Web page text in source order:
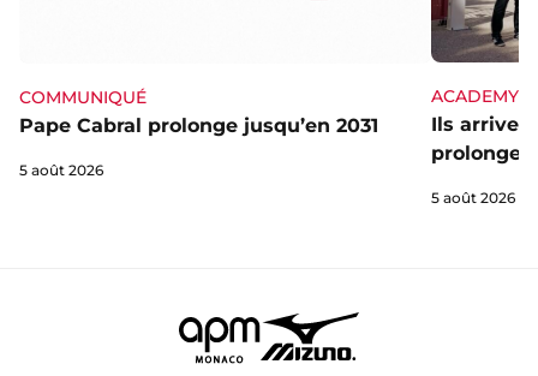
COMMUNIQUÉ
Pape Cabral prolonge jusqu’en 2031
5 août 2026
ACADEMY
Ils
5 août 2026